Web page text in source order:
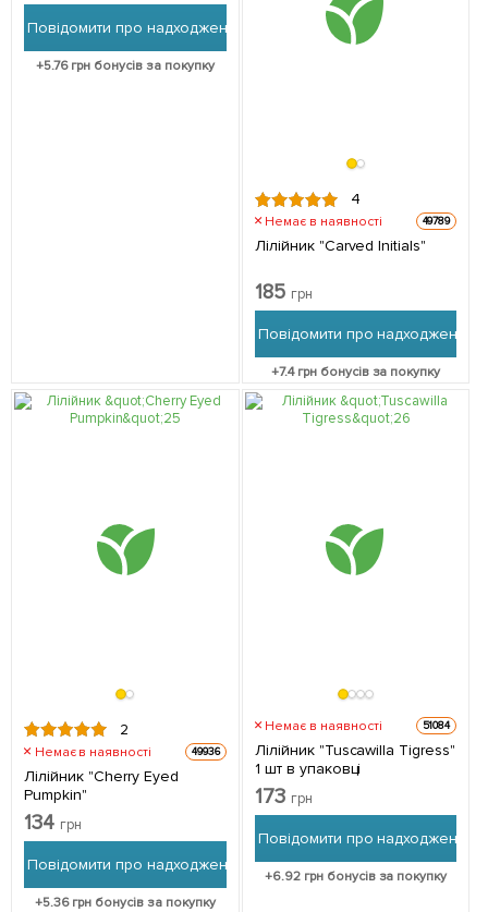
Повідомити про надходження
+5.76грн бонусів за покупку
4
Немає в наявності 49789
Лілійник "Carved Initials"
185 грн
Повідомити про надходження
+7.4грн бонусів за покупку
2
Немає в наявності 49936
Лілійник "Cherry Eyed
Pumpkin"
134 грн
Повідомити про надходження
+5.36грн бонусів за покупку
Немає в наявності 51084
Лілійник "Tuscawilla Tigress"
1 шт в упаковці
173 грн
Повідомити про надходження
+6.92грн бонусів за покупку